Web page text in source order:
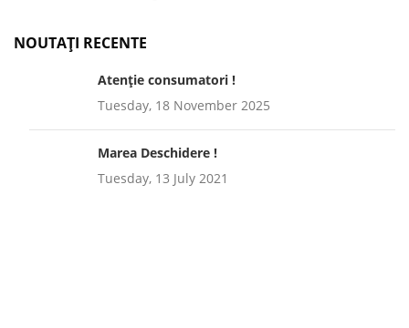
NOUTAȚI RECENTE
Atenție consumatori !
Tuesday, 18 November 2025
Marea Deschidere !
Tuesday, 13 July 2021